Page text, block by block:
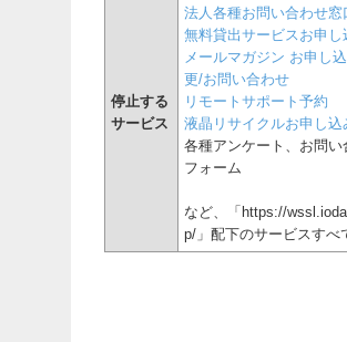
停止する
サービス
法人各種お問い合わせ窓
無料貸出サービスお申し
メールマガジン お申し
更/お問い合わせ
リモートサポート予約
液晶リサイクルお申し込
各種アンケート、お問い
フォーム
など、「https://
p/」配下のサービスすべ